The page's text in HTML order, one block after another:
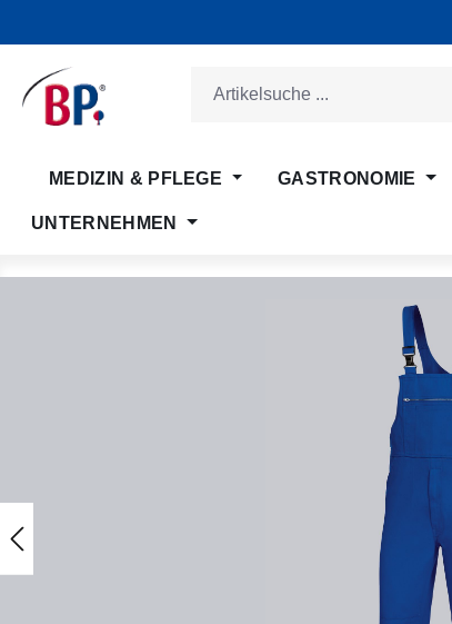
MEDIZIN & PFLEGE GASTRONOMIE
UNTERNEHMEN